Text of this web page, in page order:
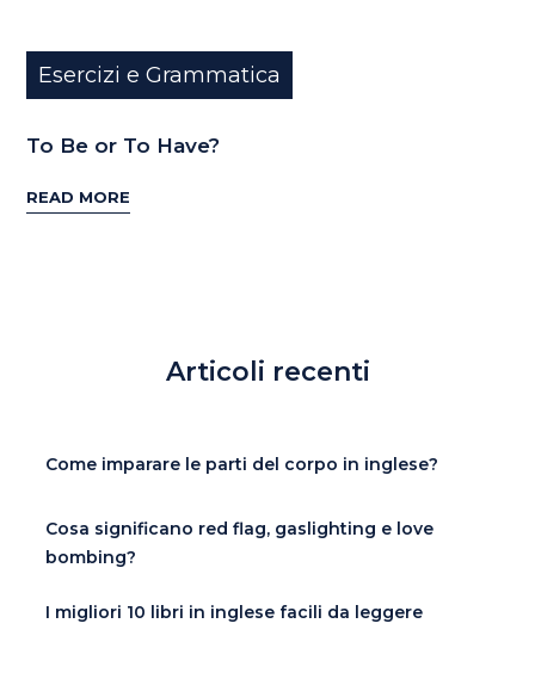
Esercizi e Grammatica
To Be or To Have?
READ MORE
Articoli recenti
Come imparare le parti del corpo in inglese?
Cosa significano red flag, gaslighting e love
bombing?
I migliori 10 libri in inglese facili da leggere